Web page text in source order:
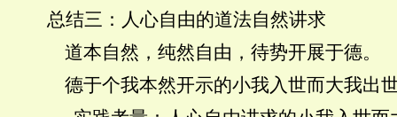
总结三：人心自由的道法自然讲求
道本自然，纯然自由，待势开展于德。
德于个我本然开示的小我入世而大我出